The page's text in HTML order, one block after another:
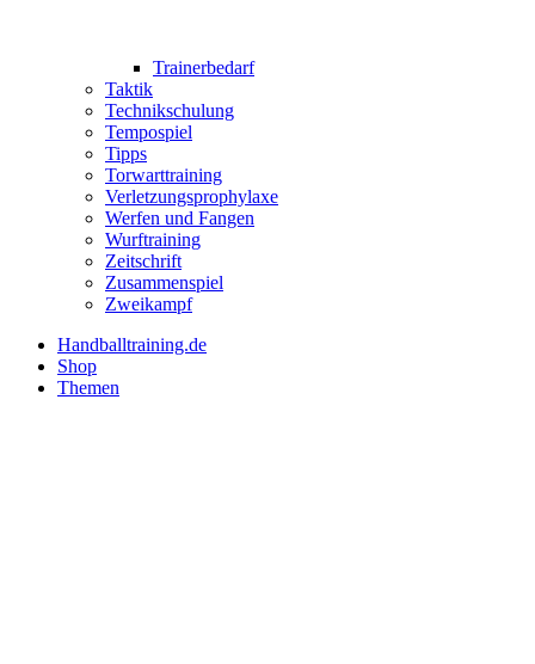
Trainerbedarf
Taktik
Technikschulung
Tempospiel
Tipps
Torwarttraining
Verletzungsprophylaxe
Werfen und Fangen
Wurftraining
Zeitschrift
Zusammenspiel
Zweikampf
Handballtraining.de
Shop
Themen